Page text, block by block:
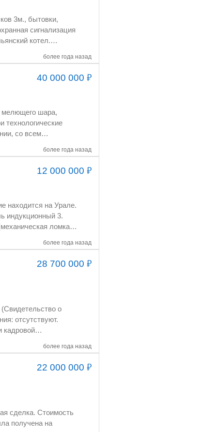
- Дизайнер
более года назад
сигнализация
40 000 000₽
более года назад
мелющего шара,
12 000 000₽
более года назад
находится на Урале.
ломка
гии.
рельсы
28 700 000₽
более года назад
отсутствуют.
22 000 000₽